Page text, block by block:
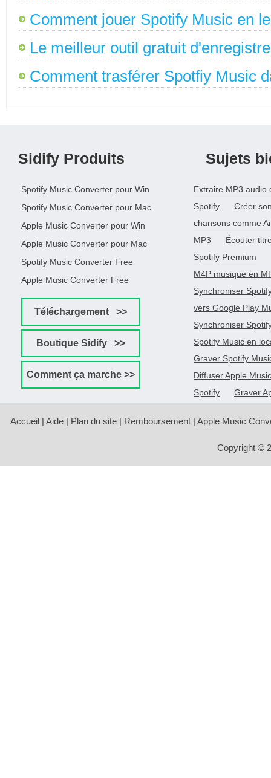
Comment jouer Spotify Music en
Le meilleur outil gratuit
Comment trasférer Spotfiy Music
Sidify Produits
Spotify Music Converter pour Win
Spotify Music Converter pour Mac
Apple Music Converter pour Win
Apple Music Converter pour Mac
Spotify Music Converter Free
Apple Music Converter Free
Téléchargement >>
Boutique Sidify >>
Comment ça marche >>
Sujets
Extraire MP3 audio
Spotify
Créer
chansons comme
MP3
Écouter
Spotify Premium
M4P musique en
Synchroniser
vers Google Play
Synchroniser
Spotify Music en
Graver Spotify
Diffuser Apple
Spotify
Graver
Accueil| Aide| Plan du site| Remboursement| Apple Music
Copyright ©